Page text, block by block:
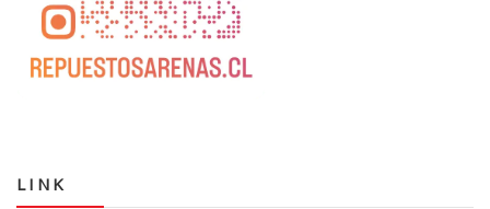
LINK